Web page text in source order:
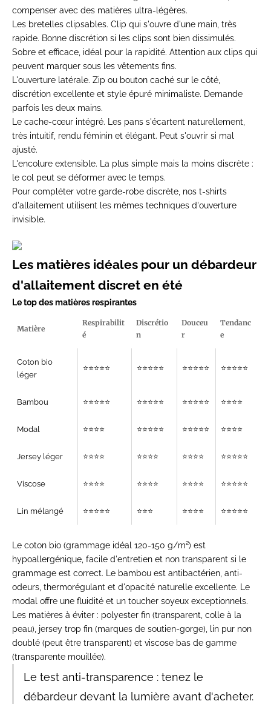
compenser avec des matières ultra-légères.
Les bretelles clipsables. Clip qui s'ouvre d'une main, très
rapide. Bonne discrétion si les clips sont bien dissimulés.
Sobre et efficace, idéal pour la rapidité. Attention aux clips qui
peuvent marquer sous les vêtements fins.
L'ouverture latérale. Zip ou bouton caché sur le côté,
discrétion excellente et style épuré minimaliste. Demande
parfois les deux mains.
Le cache-cœur intégré. Les pans s'écartent naturellement,
très intuitif, rendu féminin et élégant. Peut s'ouvrir si mal
ajusté.
L'encolure extensible. La plus simple mais la moins discrète :
le col peut se déformer avec le temps.
Pour compléter votre garde-robe discrète, nos t-shirts
d'allaitement utilisent les mêmes techniques d'ouverture
invisible.
Les matières idéales pour un débardeur
d'allaitement discret en été
Le top des matières respirantes
Matière
Respirabilit
é
Discrétio
n
Douceu
r
Tendanc
e
Coton bio
léger
⭐⭐⭐⭐⭐ ⭐⭐⭐⭐⭐ ⭐⭐⭐⭐⭐ ⭐⭐⭐⭐⭐
Bambou ⭐⭐⭐⭐⭐ ⭐⭐⭐⭐⭐ ⭐⭐⭐⭐⭐ ⭐⭐⭐⭐
Modal ⭐⭐⭐⭐ ⭐⭐⭐⭐⭐ ⭐⭐⭐⭐⭐ ⭐⭐⭐⭐
Jersey léger ⭐⭐⭐⭐ ⭐⭐⭐⭐ ⭐⭐⭐⭐ ⭐⭐⭐⭐⭐
Viscose ⭐⭐⭐⭐ ⭐⭐⭐⭐ ⭐⭐⭐⭐ ⭐⭐⭐⭐⭐
Lin mélangé ⭐⭐⭐⭐⭐ ⭐⭐⭐ ⭐⭐⭐⭐ ⭐⭐⭐⭐⭐
Le coton bio (grammage idéal 120-150 g/m²) est
hypoallergénique, facile d'entretien et non transparent si le
grammage est correct. Le bambou est antibactérien, anti-
odeurs, thermorégulant et d'opacité naturelle excellente. Le
modal offre une fluidité et un toucher soyeux exceptionnels.
Les matières à éviter : polyester fin (transparent, colle à la
peau), jersey trop fin (marques de soutien-gorge), lin pur non
doublé (peut être transparent) et viscose bas de gamme
(transparente mouillée).
Le test anti-transparence : tenez le
débardeur devant la lumière avant d'acheter.